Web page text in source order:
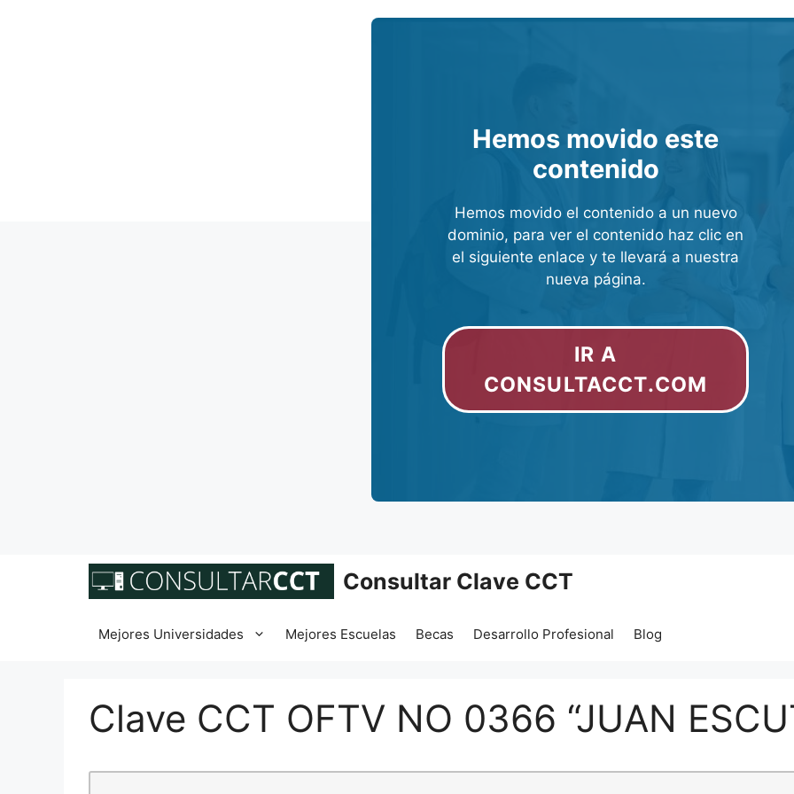
Hemos movido este
contenido
Hemos movido el contenido a un nuevo
dominio, para ver el contenido haz clic en
el siguiente enlace y te llevará a nuestra
nueva página.
IR A
CONSULTACCT.COM
Consultar Clave CCT
Mejores Universidades Mejores Escuelas Becas Desarrollo Profesional Blog
Clave CCT OFTV NO 0366 “JUAN